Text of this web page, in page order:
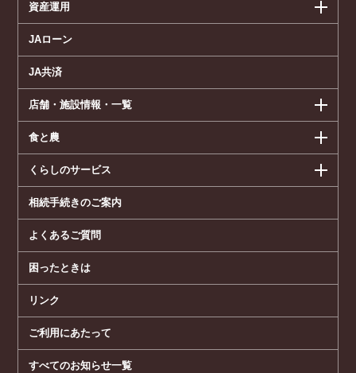
資産運用
JAローン
JA共済
店舗・施設情報・一覧
食と農
くらしのサービス
相続手続きのご案内
よくあるご質問
困ったときは
リンク
ご利用にあたって
すべてのお知らせ一覧